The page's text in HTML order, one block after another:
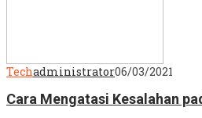
Techadministrator06/03/2021
Cara Mengatasi Kesalahan